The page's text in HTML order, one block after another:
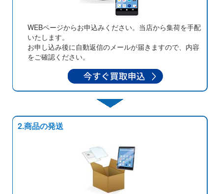
WEBページからお申込みください。当店から集荷を手配
いたします。
お申し込み後に自動返信のメールが届きますので、内容
をご確認ください。
2.商品の発送